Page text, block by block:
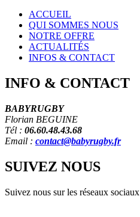
ACCUEIL
QUI SOMMES NOUS
NOTRE OFFRE
ACTUALITÉS
INFOS & CONTACT
INFO & CONTACT
BABYRUGBY
Florian BEGUINE
Tél : 06.60.48.43.68
Email : contact@babyrugby.fr
SUIVEZ NOUS
Suivez nous sur les réseaux sociaux